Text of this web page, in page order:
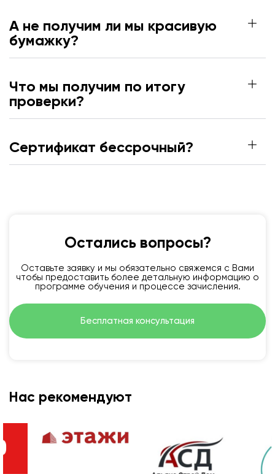
А не получим ли мы красивую
бумажку?
Что мы получим по итогу
проверки?
Сертификат бессрочный?
Остались вопросы?
Оставьте заявку и мы обязательно свяжемся с Вами
чтобы предоставить более детальную информацию о
программе обучения и процессе зачисления.
Бесплатная консультация
Нас рекомендуют